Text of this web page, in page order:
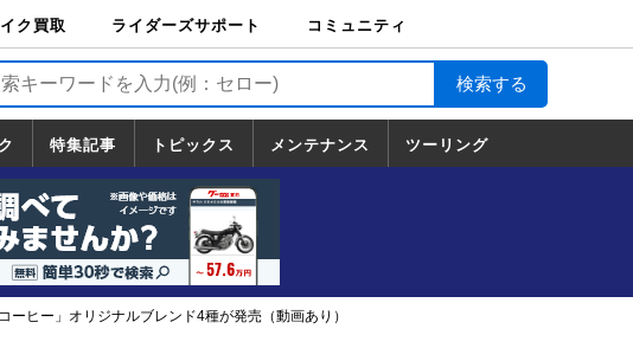
ク買取
ク買取
ライダーズサポート
ライダーズサポート
TOP
バイク輸送
バイクガレージライ
フ
バイク車両保険
ロードサービス
バイク試乗
コミュニティ
特集記事 トピックス
トピックス
一覧
ホンダ
ヤマハ
スズキ
カワサキ
ハーレーダ
ビッドソン
BMW
ドゥカティ
トライアン
フ
メンテナンス ツーリング
ヒー」オリジナルブレンド4種が発売（動画あり）